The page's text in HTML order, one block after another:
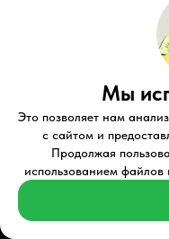
на
Контакты
8-800-333-62-88
Общий номер для
Мы
Это позволяет нам
с сайтом и
Продолжая
использованием файлов